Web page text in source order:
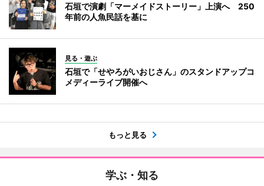
石垣で演劇「マーメイドストーリー」上演へ 250
年前の人魚民話を基に
見る・遊ぶ
石垣で「せやろがいおじさん」のスタンドアップコ
メディーライブ開催へ
もっと見る
学ぶ・知る